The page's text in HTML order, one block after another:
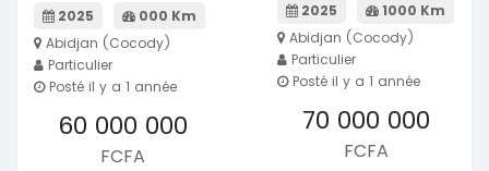
2025
000 Km
Abidjan (Cocody)
Particulier
Posté il y a 1 année
60 000 000
FCFA
2025
1000 Km
Abidjan (Cocody)
Particulier
Posté il y a 1 année
70 000 000
FCFA